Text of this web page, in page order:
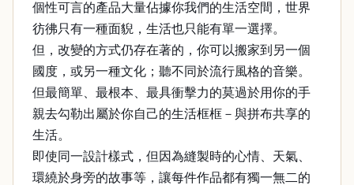
個性可言的產品大量佔據你我們的生活空間，世界
彷彿只有一種面貎，生活也只能有單一選擇。
但，改變的方式仍存在著的，你可以搬家到另一個
國度，或另一種文化；聽不同於流行風格的音樂。
但最簡單、最根本、最具衝擊力的莫過於用你的手
親去勾勒出屬於你自己的生活框框－與拼布共享的
生活。
即使同一設計樣式，但因為縫製時的心情、天氣、
環繞於身旁的故事等，讓每件作品都有獨一無二的